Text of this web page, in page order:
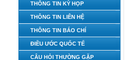
THÔNG TIN KỲ HỌP
THÔNG TIN LIÊN HỆ
THÔNG TIN BÁO CHÍ
ĐIỀU ƯỚC QUỐC TẾ
CÂU HỎI THƯỜNG GẶP